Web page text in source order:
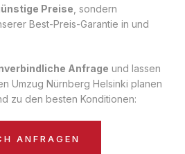
Preise , sondern
Best-Preis-Garantie in und
Anfrage und lassen
Umzug Nürnberg Helsinki planen
zu den besten Konditionen:
ANFRAGEN